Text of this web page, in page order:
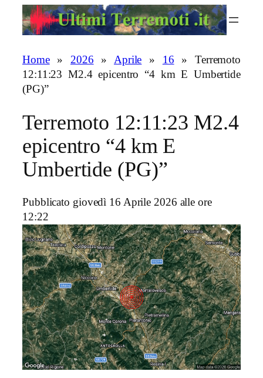
Home» 2026 » Aprile » 16 » Terremoto
12:11:23 M2.4 epicentro “4 km E Umbertide
(PG)”
Terremoto 12:11:23 M2.4
epicentro “4 km E
Umbertide (PG)”
Pubblicato giovedì 16 Aprile 2026 alle ore
12:22